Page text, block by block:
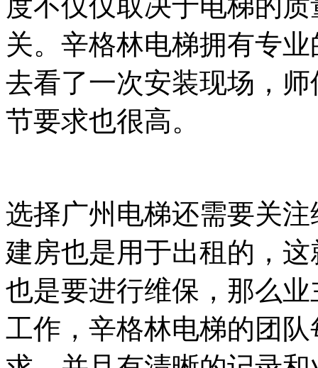
关。辛格林电梯拥有专
去看了一次安装现场，
节要求也很高。
选择广州电梯还需要关
建房也是用于出租的，
也是要进行维保，那么
工作，辛格林电梯的团